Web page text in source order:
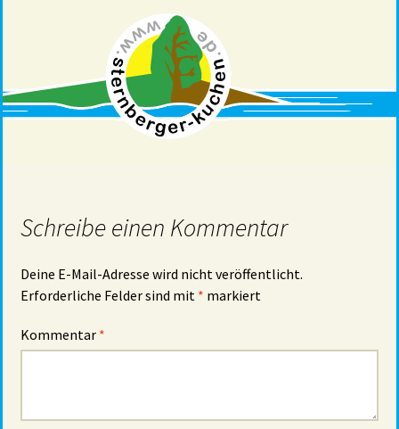
Schreibe einen Kommentar
Deine E-Mail-Adresse wird nicht veröffentlicht.
Erforderliche Felder sind mit * markiert
Kommentar *